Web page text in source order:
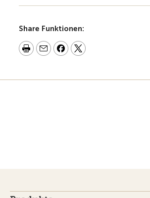
Share Funktionen: